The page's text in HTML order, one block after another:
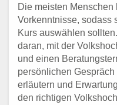
Die meisten
Vorkenntnisse, sodass
Kurs auswählen
daran, mit der
und einen
persönlichen
erläutern und
den richtigen